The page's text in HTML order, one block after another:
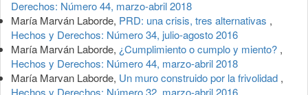
Derechos: Número 44, marzo-abril 2018
María Marván Laborde, PRD: una crisis, tres alternativas ,
Hechos y Derechos: Número 34, julio-agosto 2016
María Marván Laborde, ¿Cumplimiento o cumplo y miento? ,
Hechos y Derechos: Número 44, marzo-abril 2018
María Marvan Laborde, Un muro construido por la frivolidad ,
Hechos y Derechos: Número 32, marzo-abril 2016